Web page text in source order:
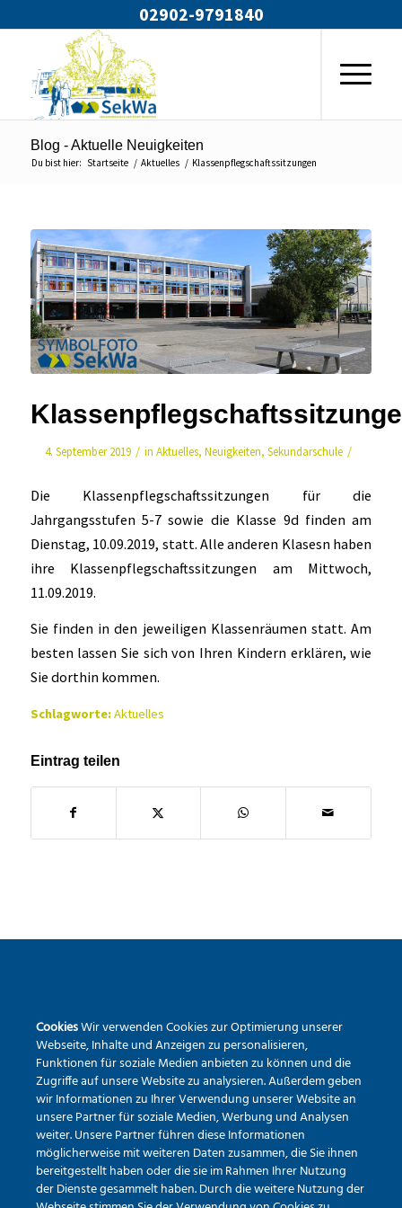
02902-9791840
Blog - Aktuelle Neuigkeiten
Du bist hier: Startseite / Aktuelles / Klassenpflegschaftssitzungen
4. September 2019 / inAktuelles,Neuigkeiten,Sekundarschule /
Die Klassenpflegschaftssitzungen für die
Jahrgangsstufen 5-7 sowie die Klasse 9d finden am
Dienstag, 10.09.2019, statt. Alle anderen Klasesn haben
ihre Klassenpflegschaftssitzungen am Mittwoch,
11.09.2019.
Sie finden in den jeweiligen Klassenräumen statt. Am
besten lassen Sie sich von Ihren Kindern erklären, wie
Sie dorthin kommen.
Schlagworte:Aktuelles
Eintrag teilen
Pietrapaola-Platz 4
59581 Warstein
Tel.:02902 – 9791840
Erreichbarkeit via Mail
CookiesWir verwenden Cookies zur Optimierung unserer
Webseite, Inhalte und Anzeigen zu personalisieren,
Funktionen für soziale Medien anbieten zu können und die
Zugriffe auf unsere Website zu analysieren. Außerdem geben
wir Informationen zu Ihrer Verwendung unserer Website an
unsere Partner für soziale Medien, Werbung und Analysen
weiter. Unsere Partner führen diese Informationen
möglicherweise mit weiteren Daten zusammen, die Sie ihnen
bereitgestellt haben oder die sie im Rahmen Ihrer Nutzung
der Dienste gesammelt haben. Durch die weitere Nutzung der